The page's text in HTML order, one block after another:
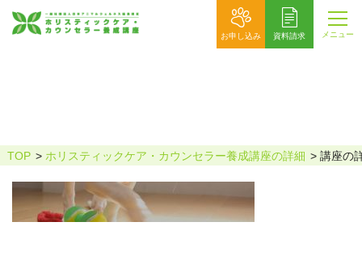
お申し込み 資料請求 メニュー
TOP ホリスティックケア・カウンセラー養成講座の詳細 講座の